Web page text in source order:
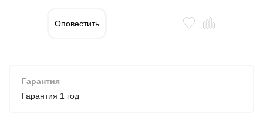
Оповестить
Гарантия
Гарантия 1 год